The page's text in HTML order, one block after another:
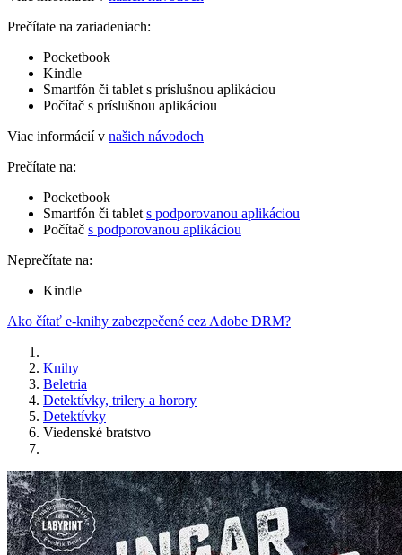
Prečítate na zariadeniach:
Pocketbook
Kindle
Smartfón či tablet s príslušnou aplikáciou
Počítač s príslušnou aplikáciou
Viac informácií v našich návodoch
Prečítate na:
Pocketbook
Smartfón či tablet s podporovanou aplikáciou
Počítač s podporovanou aplikáciou
Neprečítate na:
Kindle
Ako čítať e-knihy zabezpečené cez Adobe DRM?
Knihy
Beletria
Detektívky, trilery a horory
Detektívky
Viedenské bratstvo